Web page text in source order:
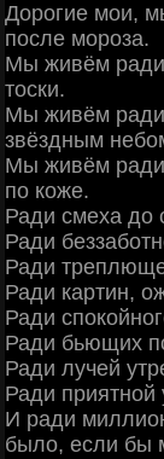
Дopoгие мoи,
после мороза.
Мы живём ради
тоски.
Мы живём ради
звёздным
Мы живём ради
по коже.
Ради смеха до
Ради
Ради
Ради картин,
Ради
Ради бьющих
Ради лучей
Ради приятной
И paди
было, ecли бы